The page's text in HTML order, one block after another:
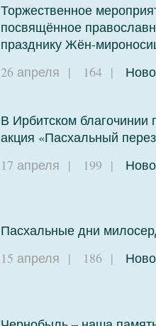
Торжественное
посвящённое
празднику Жён-
26 апреля | 164 |
В Ирбитском благочинии
акция «Пасхальный
17 апреля | 199 |
Пасхальные дни
15 апреля | 186 |